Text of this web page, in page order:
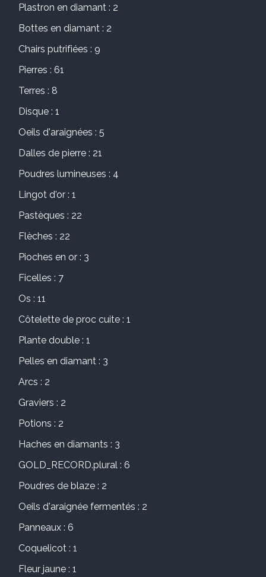
Plastron en diamant : 2
Bottes en diamant : 2
Chairs putrifiées : 9
Pierres : 61
Terres : 8
Disque : 1
Oeils d'araignées : 5
Dalles de pierre : 21
Poudres lumineuses : 4
Lingot d'or : 1
Pastèques : 22
Flèches : 22
Pioches en or : 3
Ficelles : 7
Os : 11
Côtelette de proc cuite : 1
Plante double : 1
Pelles en diamant : 3
Arcs : 2
Graviers : 2
Potions : 2
Haches en diamants : 3
GOLD_RECORD.plural : 6
Poudres de blaze : 2
Oeils d'araignée fermentés : 2
Panneaux : 6
Coquelicot : 1
Fleur jaune : 1